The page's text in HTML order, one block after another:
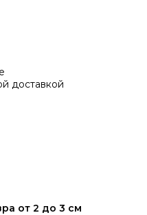
доставкой
от 2 до 3 см